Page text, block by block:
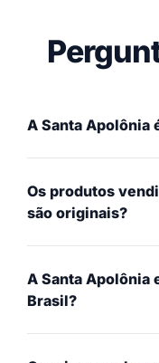
A Santa Apolônia
Os produtos
são originais?
A Santa Apolônia
Brasil?